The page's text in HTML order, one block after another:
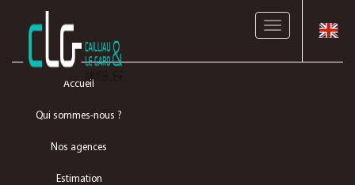
Toggle
Accueil
Qui sommes-nous ?
Nos agences
Estimation